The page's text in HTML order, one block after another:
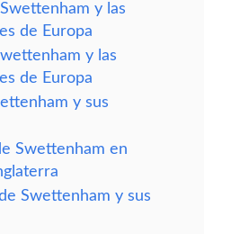
y las
de Europa
y las
de Europa
y sus
Swettenham en
Swettenham y sus